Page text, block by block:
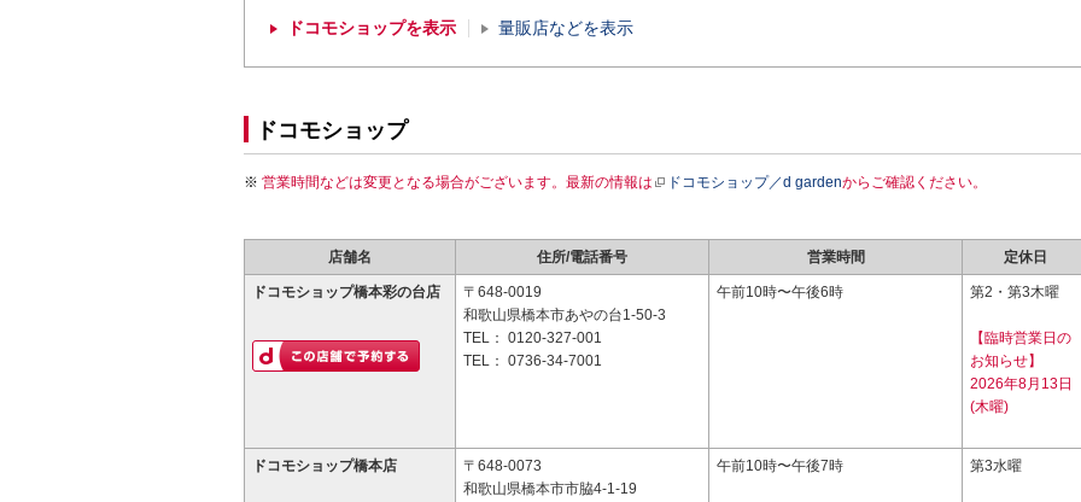
ドコモショップを表示 量販店などを表示
ドコモショップ
営業時間などは変更となる場合がございます。最新の情報は ドコモショップ／d gardenからご確認ください。
店舗名 住所/電話番号 営業時間 定休日
ドコモショップ橋本彩の台店
〒648-0019
和歌山県橋本市あやの台1-50-3
TEL： 0120-327-001
TEL： 0736-34-7001
午前10時〜午後6時 第2・第3木曜
【臨時営業日の
お知らせ】
2026年8月13日
(木曜)
ドコモショップ橋本店
〒648-0073
和歌山県橋本市市脇4-1-19
午前10時〜午後7時 第3水曜